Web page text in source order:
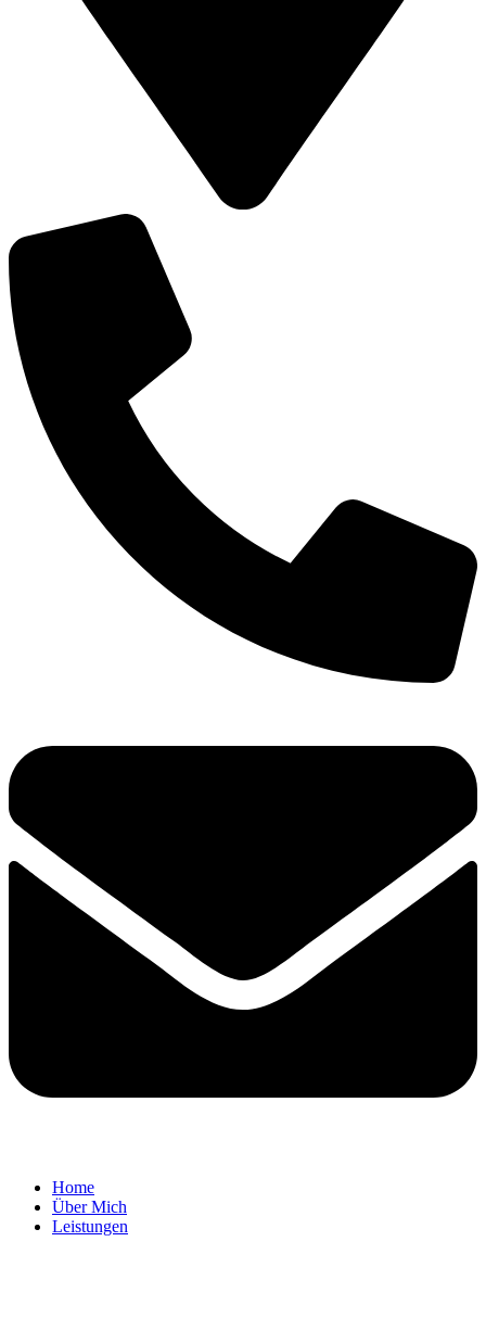
Home
Über Mich
Leistungen